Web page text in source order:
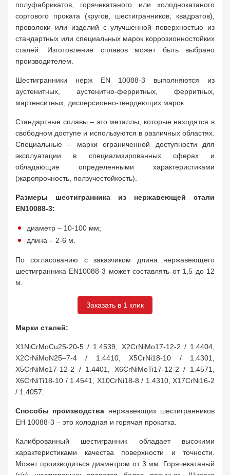
полуфабрикатов, горячекатаного или холоднокатаного
сортового проката (кругов, шестигранников, квадратов),
проволоки или изделий с улучшенной поверхностью из
стандартных или специальных марок коррозионностойких
сталей. Изготовление сплавов может быть выбрано
производителем.
Шестигранники нерж EN 10088-3 выполняются из
аустенитных, аустенитно-ферритных, ферритных,
мартенситных, дисперсионно-твердеющих марок.
Стандартные сплавы – это металлы, которые находятся в
свободном доступе и используются в различных областях.
Специальные – марки ограниченной доступности для
эксплуатации в специализированных сферах и
обладающие определенными характеристиками
(жаропрочность, ползучестойкость).
Размеры шестигранника из нержавеющей стали
EN10088-3:
диаметр – 10-100 мм;
длина – 2-6 м.
По согласованию с заказчиком длина нержавеющего
шестигранника EN10088-3 может составлять от 1,5 до 12
м.
Заказать в 1 клик
Марки сталей:
X1NiCrMoCu25-20-5 / 1.4539, X2CrNiMo17-12-2 / 1.4404,
X2CrNiMoN25–7-4 / 1.4410, X5CrNi18-10 / 1.4301,
X5CrNiMo17-12-2 / 1.4401, X6CrNiMoTi17-12-2 / 1.4571,
X6CrNiTi18-10 / 1.4541, X10CrNi18-8 / 1.4310, X17CrNi16-2
/ 1.4057.
Способы производства нержавеющих шестигранников
ЕН 10088-3 – это холодная и горячая прокатка.
Калиброванный шестигранник обладает высокими
характеристиками качества поверхности и точности.
Может производиться диаметром от 3 мм. Горячекатаный